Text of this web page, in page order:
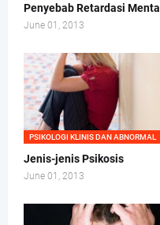
Penyebab Retardasi Mental
June 01, 2013
PSIKOLOGI KLINIS DAN ABNORMAL
Jenis-jenis Psikosis
June 01, 2013